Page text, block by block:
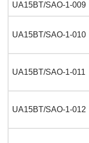
UA15BT/SAO-1-009
UA15BT/SAO-1-010
UA15BT/SAO-1-011
UA15BT/SAO-1-012